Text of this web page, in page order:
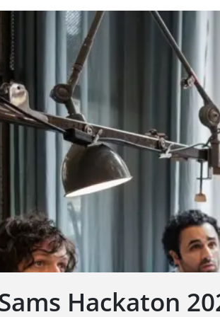
Hackaton